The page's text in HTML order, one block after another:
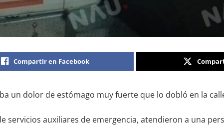
Compartir en Facebook
un dolor de estómago muy fuerte que lo dobló en la
servicios auxiliares de emergencia, atendieron a una